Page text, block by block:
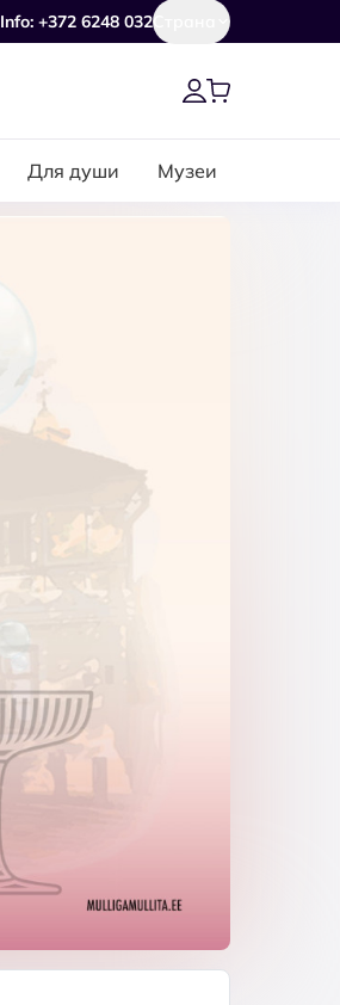
Info: +372 6248 032Страна
Для души Музеи